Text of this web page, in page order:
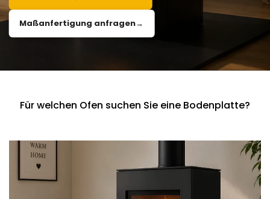
Maßanfertigung anfragen→
Für welchen Ofen suchen Sie eine Bodenplatte?